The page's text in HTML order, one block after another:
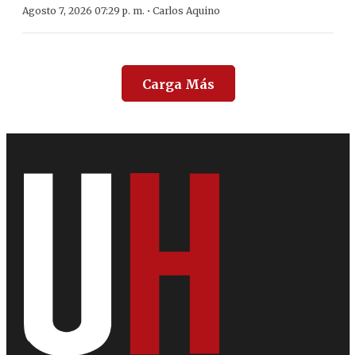
Agosto 7, 2026 07:29 p. m. · Carlos Aquino
Carga Más